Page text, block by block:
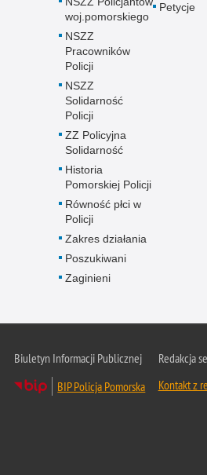
woj.pomorskiego
NSZZ
Pracowników
Policji
NSZZ
Solidarność
Policji
ZZ Policyjna
Solidarność
Historia
Pomorskiej Policji
Równość płci w
Policji
Zakres działania
Poszukiwani
Zaginieni
Petycje
Biuletyn Informacji Publicznej
BIP Policja Pomorska
Redakcja
Kontakt z